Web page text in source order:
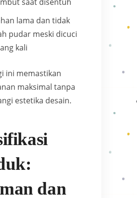
lama dan tidak
pudar meski dicuci
kali
ini memastikan
maksimal tanpa
estetika desain.
dan